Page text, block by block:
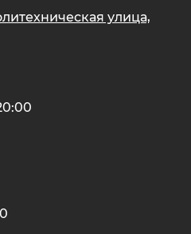
улица,